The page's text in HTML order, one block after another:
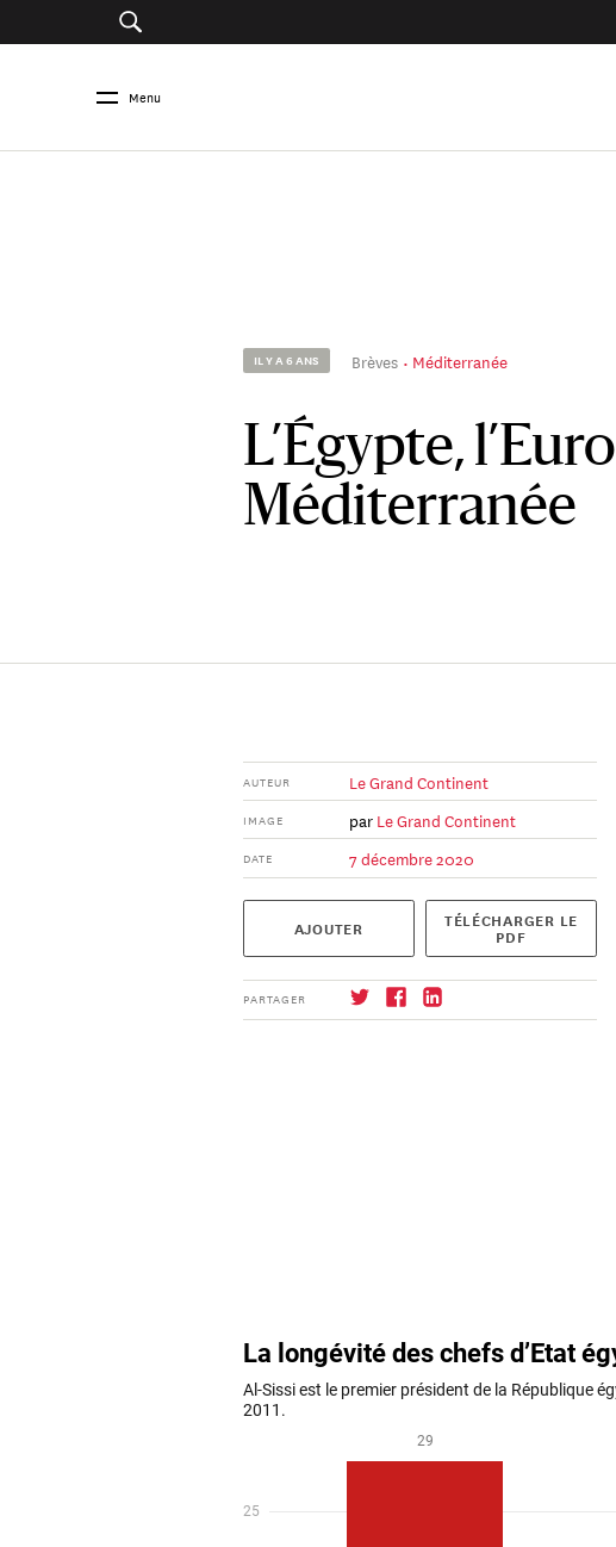
Menu
IL Y A 6 ANS Brèves Méditerranée
L’Égypte,
Méditerranée
AUTEUR Le Grand Continent
IMAGE parLe Grand Continent
DATE 7 décembre 2020
AJOUTER TÉLÉCHARGER LE
PDF
PARTAGER